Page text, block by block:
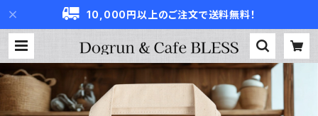
10,000円以上のご注文で送料無料！